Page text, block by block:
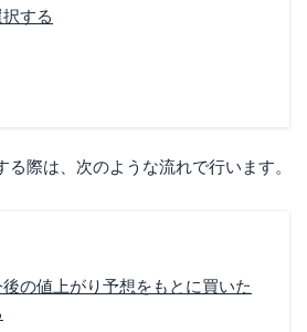
する
る際は、次のような流れで行います。
の値上がり予想をもとに買いた